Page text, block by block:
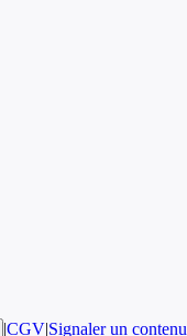
|CGV|Signaler un contenu